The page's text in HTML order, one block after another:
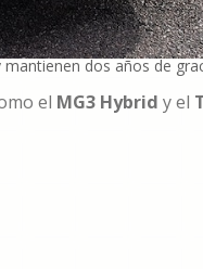
dos años de
el MG3 Hybrid y el